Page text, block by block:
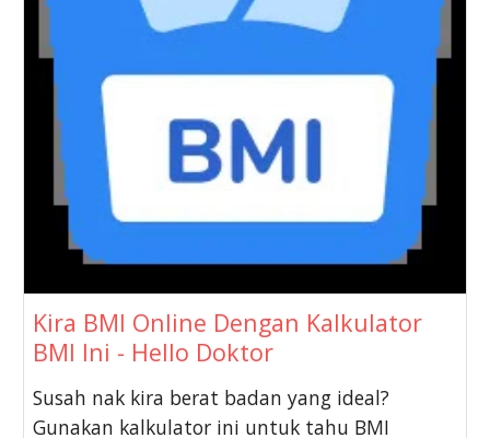
Kira BMI Online Dengan Kalkulator
BMI Ini - Hello Doktor
Susah nak kira berat badan yang ideal?
Gunakan kalkulator ini untuk tahu BMI